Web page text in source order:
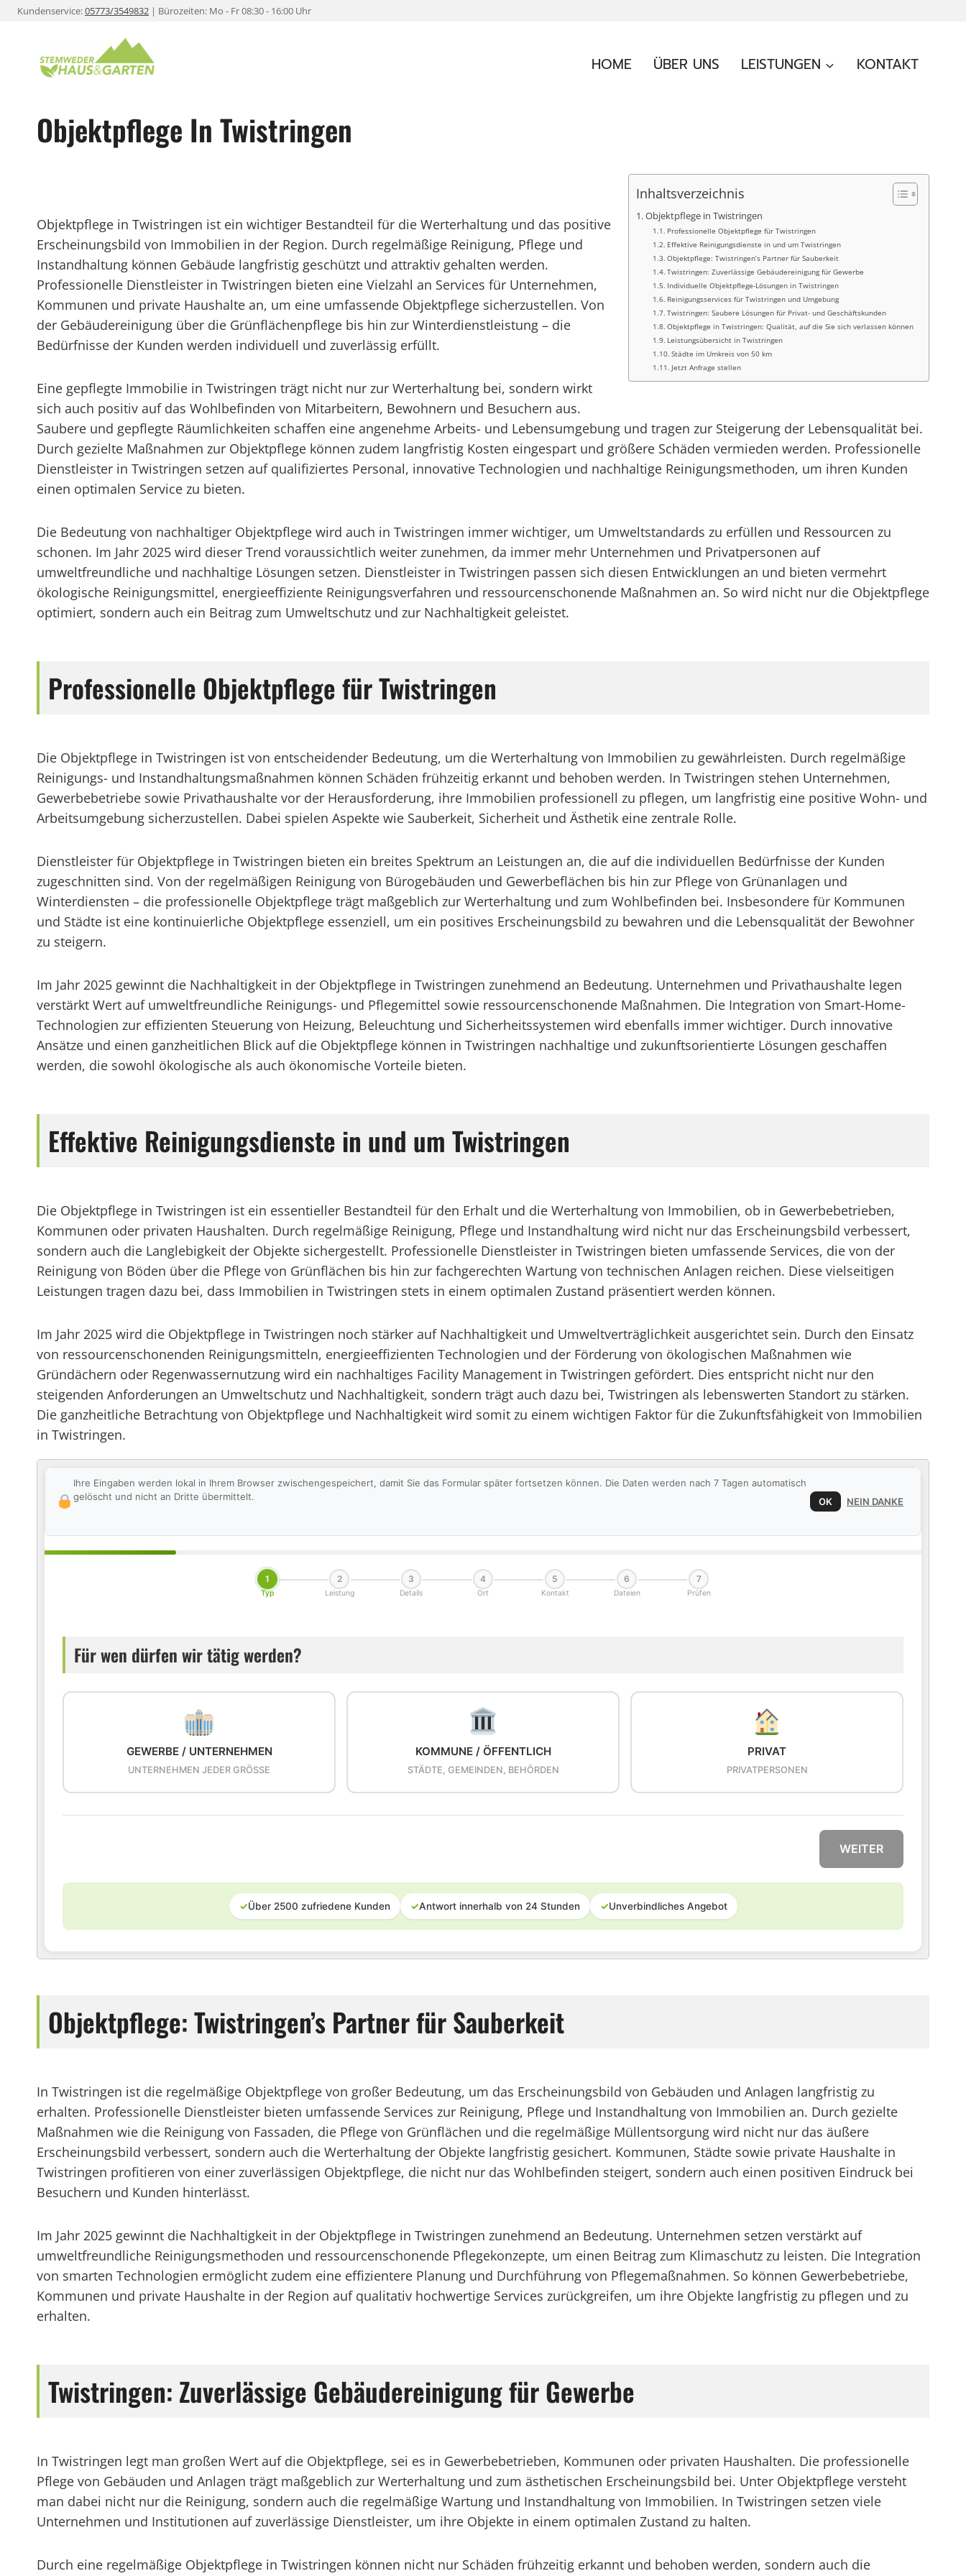
ZumKundenservice:05773/3549832 | Bürozeiten: Mo - Fr 08:30 - 16:00 Uhr
HOME ÜBER UNS LEISTUNGEN KONTAKT
Objektpflege In Twistringen
Inhaltsverzeichnis
Objektpflege in Twistringen
Professionelle Objektpflege für Twistringen
Effektive Reinigungsdienste in und um Twistringen
Objektpflege: Twistringen’s Partner für Sauberkeit
Twistringen: Zuverlässige Gebäudereinigung für Gewerbe
Individuelle Objektpflege-Lösungen in Twistringen
Reinigungsservices für Twistringen und Umgebung
Twistringen: Saubere Lösungen für Privat- und Geschäftskunden
Objektpflege in Twistringen: Qualität, auf die Sie sich verlassen können
Leistungsübersicht in Twistringen
Städte im Umkreis von 50 km
Jetzt Anfrage stellen
Objektpflege in Twistringen ist ein wichtiger Bestandteil für die Werterhaltung und das positive
Erscheinungsbild von Immobilien in der Region. Durch regelmäßige Reinigung, Pflege und
Instandhaltung können Gebäude langfristig geschützt und attraktiv gehalten werden.
Professionelle Dienstleister in Twistringen bieten eine Vielzahl an Services für Unternehmen,
Kommunen und private Haushalte an, um eine umfassende Objektpflege sicherzustellen. Von
der Gebäudereinigung über die Grünflächenpflege bis hin zur Winterdienstleistung – die
Bedürfnisse der Kunden werden individuell und zuverlässig erfüllt.
Eine gepflegte Immobilie in Twistringen trägt nicht nur zur Werterhaltung bei, sondern wirkt
sich auch positiv auf das Wohlbefinden von Mitarbeitern, Bewohnern und Besuchern aus.
Saubere und gepflegte Räumlichkeiten schaffen eine angenehme Arbeits- und Lebensumgebung und tragen zur Steigerung der Lebensqualität bei.
Durch gezielte Maßnahmen zur Objektpflege können zudem langfristig Kosten eingespart und größere Schäden vermieden werden. Professionelle
Dienstleister in Twistringen setzen auf qualifiziertes Personal, innovative Technologien und nachhaltige Reinigungsmethoden, um ihren Kunden
einen optimalen Service zu bieten.
Die Bedeutung von nachhaltiger Objektpflege wird auch in Twistringen immer wichtiger, um Umweltstandards zu erfüllen und Ressourcen zu
schonen. Im Jahr 2025 wird dieser Trend voraussichtlich weiter zunehmen, da immer mehr Unternehmen und Privatpersonen auf
umweltfreundliche und nachhaltige Lösungen setzen. Dienstleister in Twistringen passen sich diesen Entwicklungen an und bieten vermehrt
ökologische Reinigungsmittel, energieeffiziente Reinigungsverfahren und ressourcenschonende Maßnahmen an. So wird nicht nur die Objektpflege
optimiert, sondern auch ein Beitrag zum Umweltschutz und zur Nachhaltigkeit geleistet.
Professionelle Objektpflege für Twistringen
Die Objektpflege in Twistringen ist von entscheidender Bedeutung, um die Werterhaltung von Immobilien zu gewährleisten. Durch regelmäßige
Reinigungs- und Instandhaltungsmaßnahmen können Schäden frühzeitig erkannt und behoben werden. In Twistringen stehen Unternehmen,
Gewerbebetriebe sowie Privathaushalte vor der Herausforderung, ihre Immobilien professionell zu pflegen, um langfristig eine positive Wohn- und
Arbeitsumgebung sicherzustellen. Dabei spielen Aspekte wie Sauberkeit, Sicherheit und Ästhetik eine zentrale Rolle.
Dienstleister für Objektpflege in Twistringen bieten ein breites Spektrum an Leistungen an, die auf die individuellen Bedürfnisse der Kunden
zugeschnitten sind. Von der regelmäßigen Reinigung von Bürogebäuden und Gewerbeflächen bis hin zur Pflege von Grünanlagen und
Winterdiensten – die professionelle Objektpflege trägt maßgeblich zur Werterhaltung und zum Wohlbefinden bei. Insbesondere für Kommunen
und Städte ist eine kontinuierliche Objektpflege essenziell, um ein positives Erscheinungsbild zu bewahren und die Lebensqualität der Bewohner
zu steigern.
Im Jahr 2025 gewinnt die Nachhaltigkeit in der Objektpflege in Twistringen zunehmend an Bedeutung. Unternehmen und Privathaushalte legen
verstärkt Wert auf umweltfreundliche Reinigungs- und Pflegemittel sowie ressourcenschonende Maßnahmen. Die Integration von Smart-Home-
Technologien zur effizienten Steuerung von Heizung, Beleuchtung und Sicherheitssystemen wird ebenfalls immer wichtiger. Durch innovative
Ansätze und einen ganzheitlichen Blick auf die Objektpflege können in Twistringen nachhaltige und zukunftsorientierte Lösungen geschaffen
werden, die sowohl ökologische als auch ökonomische Vorteile bieten.
Effektive Reinigungsdienste in und um Twistringen
Die Objektpflege in Twistringen ist ein essentieller Bestandteil für den Erhalt und die Werterhaltung von Immobilien, ob in Gewerbebetrieben,
Kommunen oder privaten Haushalten. Durch regelmäßige Reinigung, Pflege und Instandhaltung wird nicht nur das Erscheinungsbild verbessert,
sondern auch die Langlebigkeit der Objekte sichergestellt. Professionelle Dienstleister in Twistringen bieten umfassende Services, die von der
Reinigung von Böden über die Pflege von Grünflächen bis hin zur fachgerechten Wartung von technischen Anlagen reichen. Diese vielseitigen
Leistungen tragen dazu bei, dass Immobilien in Twistringen stets in einem optimalen Zustand präsentiert werden können.
Im Jahr 2025 wird die Objektpflege in Twistringen noch stärker auf Nachhaltigkeit und Umweltverträglichkeit ausgerichtet sein. Durch den Einsatz
von ressourcenschonenden Reinigungsmitteln, energieeffizienten Technologien und der Förderung von ökologischen Maßnahmen wie
Gründächern oder Regenwassernutzung wird ein nachhaltiges Facility Management in Twistringen gefördert. Dies entspricht nicht nur den
steigenden Anforderungen an Umweltschutz und Nachhaltigkeit, sondern trägt auch dazu bei, Twistringen als lebenswerten Standort zu stärken.
Die ganzheitliche Betrachtung von Objektpflege und Nachhaltigkeit wird somit zu einem wichtigen Faktor für die Zukunftsfähigkeit von Immobilien
in Twistringen.
Ihre Eingaben werden lokal in Ihrem Browser zwischengespeichert, damit Sie das Formular später fortsetzen können. Die Daten werden nach 7 Tagen automatisch
gelöscht und nicht an Dritte übermittelt.
OK NEIN DANKE
1
Typ
2
Leistung
3
Details
4
Ort
5
Kontakt
6
Dateien
7
Prüfen
Für wen dürfen wir tätig werden?
GEWERBE / UNTERNEHMEN
UNTERNEHMEN JEDER GRÖSSE
KOMMUNE / ÖFFENTLICH
STÄDTE, GEMEINDEN, BEHÖRDEN
PRIVAT
PRIVATPERSONEN
WEITER
✓Über 2500 zufriedene Kunden ✓Antwort innerhalb von 24 Stunden ✓Unverbindliches Angebot
Objektpflege: Twistringen’s Partner für Sauberkeit
In Twistringen ist die regelmäßige Objektpflege von großer Bedeutung, um das Erscheinungsbild von Gebäuden und Anlagen langfristig zu
erhalten. Professionelle Dienstleister bieten umfassende Services zur Reinigung, Pflege und Instandhaltung von Immobilien an. Durch gezielte
Maßnahmen wie die Reinigung von Fassaden, die Pflege von Grünflächen und die regelmäßige Müllentsorgung wird nicht nur das äußere
Erscheinungsbild verbessert, sondern auch die Werterhaltung der Objekte langfristig gesichert. Kommunen, Städte sowie private Haushalte in
Twistringen profitieren von einer zuverlässigen Objektpflege, die nicht nur das Wohlbefinden steigert, sondern auch einen positiven Eindruck bei
Besuchern und Kunden hinterlässt.
Im Jahr 2025 gewinnt die Nachhaltigkeit in der Objektpflege in Twistringen zunehmend an Bedeutung. Unternehmen setzen verstärkt auf
umweltfreundliche Reinigungsmethoden und ressourcenschonende Pflegekonzepte, um einen Beitrag zum Klimaschutz zu leisten. Die Integration
von smarten Technologien ermöglicht zudem eine effizientere Planung und Durchführung von Pflegemaßnahmen. So können Gewerbebetriebe,
Kommunen und private Haushalte in der Region auf qualitativ hochwertige Services zurückgreifen, um ihre Objekte langfristig zu pflegen und zu
erhalten.
Twistringen: Zuverlässige Gebäudereinigung für Gewerbe
In Twistringen legt man großen Wert auf die Objektpflege, sei es in Gewerbebetrieben, Kommunen oder privaten Haushalten. Die professionelle
Pflege von Gebäuden und Anlagen trägt maßgeblich zur Werterhaltung und zum ästhetischen Erscheinungsbild bei. Unter Objektpflege versteht
man dabei nicht nur die Reinigung, sondern auch die regelmäßige Wartung und Instandhaltung von Immobilien. In Twistringen setzen viele
Unternehmen und Institutionen auf zuverlässige Dienstleister, um ihre Objekte in einem optimalen Zustand zu halten.
Durch eine regelmäßige Objektpflege in Twistringen können nicht nur Schäden frühzeitig erkannt und behoben werden, sondern auch die